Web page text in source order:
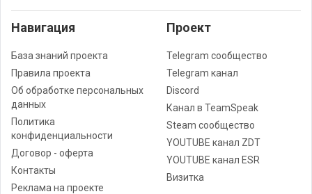
Навигация
База знаний проекта
Правила проекта
Об обработке персональных
данных
Политика
конфиденциальности
Договор - оферта
Контакты
Реклама на проекте
Проект
Telegram сообщество
Telegram канал
Discord
Канал в TeamSpeak
Steam сообщество
YOUTUBE канал ZDT
YOUTUBE канал ESR
Визитка